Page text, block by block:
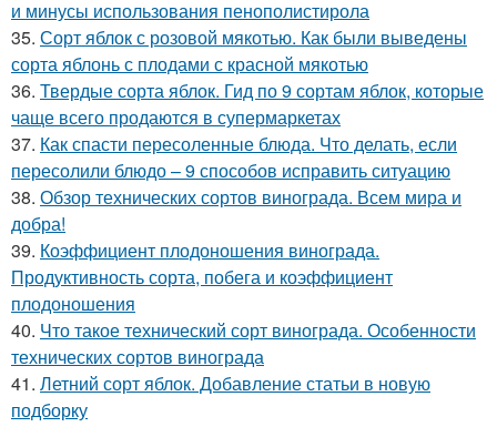
и минусы использования пенополистирола
35. Сорт яблок с розовой мякотью. Как были выведены
сорта яблонь с плодами с красной мякотью
36. Твердые сорта яблок. Гид по 9 сортам яблок, которые
чаще всего продаются в супермаркетах
37. Как спасти пересоленные блюда. Что делать, если
пересолили блюдо – 9 способов исправить ситуацию
38. Обзор технических сортов винограда. Всем мира и
добра!
39. Коэффициент плодоношения винограда.
Продуктивность сорта, побега и коэффициент
плодоношения
40. Что такое технический сорт винограда. Особенности
технических сортов винограда
41. Летний сорт яблок. Добавление статьи в новую
подборку